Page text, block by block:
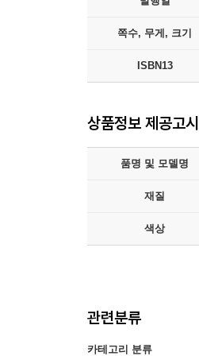
쪽수, 무게, 크기
ISBN13
상품정보 제공고시
품명 및 모델명
재질
색상
관련분류
카테고리 분류